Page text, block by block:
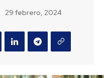
29 febrero, 2024